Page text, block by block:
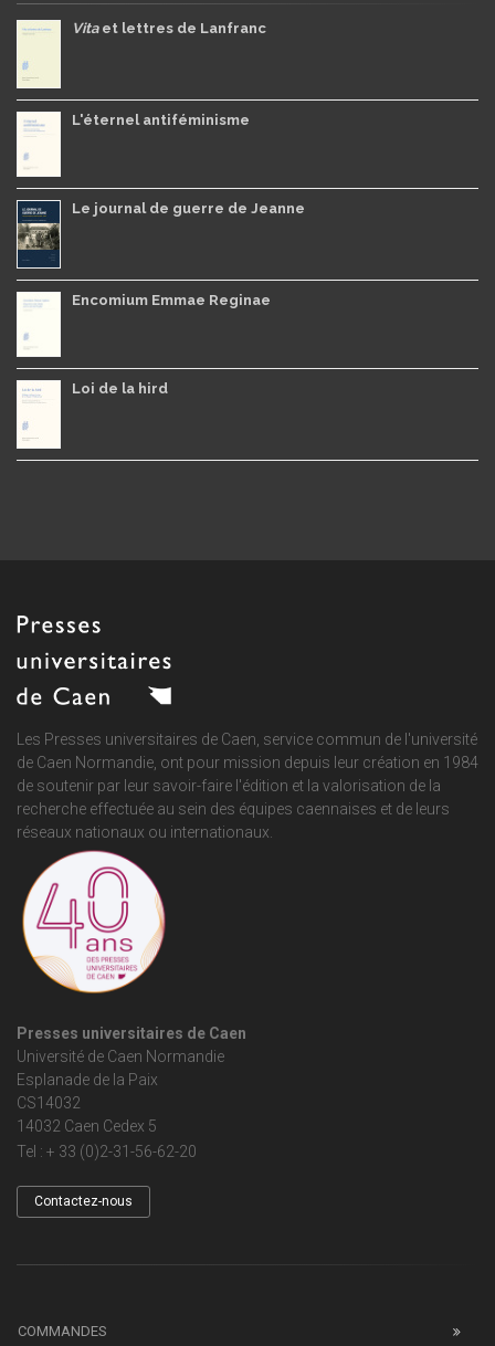
Vitaet lettres de Lanfranc
L'éternel antiféminisme
Le journal de guerre de Jeanne
Encomium Emmae Reginae
Loi de la hird
Les Presses universitaires de Caen, service commun de l'université
de Caen Normandie , ont pour mission depuis leur création en 1984
de soutenir par leur savoir-faire l'édition et la valorisation de la
recherche effectuée au sein des équipes caennaises et de leurs
réseaux nationaux ou internationaux.
Presses universitaires de Caen
Université de Caen Normandie
Esplanade de la Paix
CS14032
14032 Caen Cedex 5
Tel : + 33 (0)2-31-56-62-20
Contactez-nous
COMMANDES